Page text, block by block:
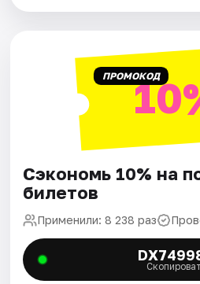
ПРОМОКОД
Сэкономь 10% на
билетов
Применили: 8 238 раз